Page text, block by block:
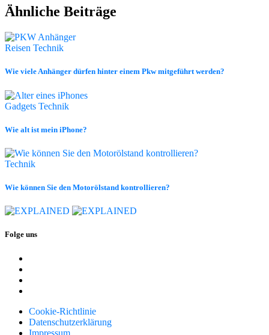
Ähnliche Beiträge
Reisen Technik
Wie viele Anhänger dürfen hinter einem Pkw mitgeführt werden?
Gadgets Technik
Wie alt ist mein iPhone?
Technik
Wie können Sie den Motorölstand kontrollieren?
Folge uns
Cookie-Richtlinie
Datenschutzerklärung
Impressum